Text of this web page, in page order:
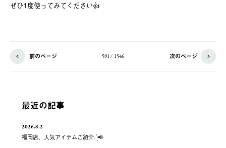
ぜひ1度使ってみてください👍
前のページ 591 / 1546 次のページ
最近の記事
2026.8.2
福岡店、人気アイテムご紹介- ̗̀📢